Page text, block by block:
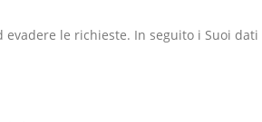
le richieste. In seguito i Suoi